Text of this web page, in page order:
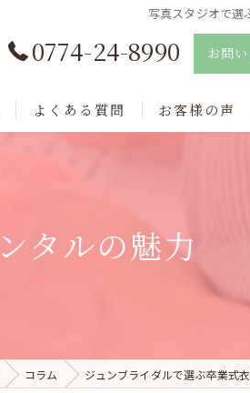
写真スタジオで選
0774-24-8990 お問
よくある質問 お客様の声
タルの魅力
コラム ジュンブライダルで選ぶ卒業式